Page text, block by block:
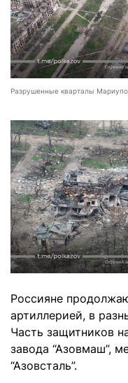
Разрушенные кварталы
Россияне
артиллерией, в
Часть защитников
завода “Азовмаш”,
“Азовсталь”.